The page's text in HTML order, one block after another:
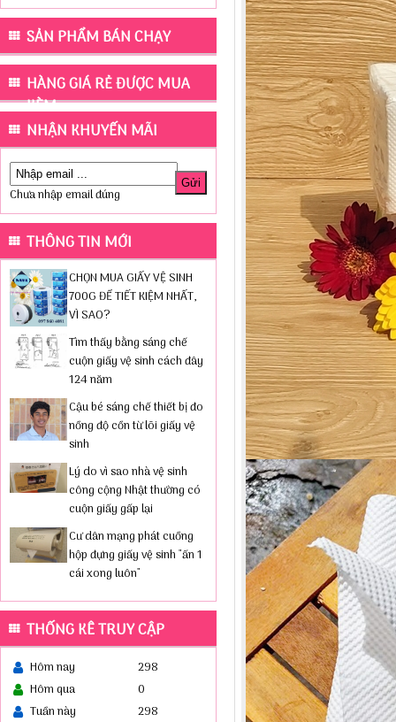
SẢN PHẨM BÁN CHẠY
HÀNG GIÁ RẺ ĐƯỢC MUA
KÈM
NHẬN KHUYẾN MÃI
Chưa nhập email đúng
THÔNG TIN MỚI
CHỌN MUA GIẤY VỆ SINH
700G ĐỂ TIẾT KIỆM NHẤT,
VÌ SAO?
Tìm thấy bằng sáng chế
cuộn giấy vệ sinh cách đây
124 năm
Cậu bé sáng chế thiết bị đo
nồng độ cồn từ lõi giấy vệ
sinh
Lý do vì sao nhà vệ sinh
công cộng Nhật thường có
cuộn giấy gấp lại
Cư dân mạng phát cuồng
hộp đựng giấy vệ sinh "ấn 1
cái xong luôn"
THỐNG KÊ TRUY CẬP
Hôm nay
298
Hôm qua
0
Tuần này
298